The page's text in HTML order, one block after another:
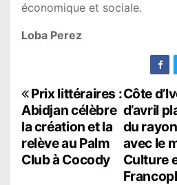
économique et sociale.
Loba Perez
N
a
v
Côte
d’avril
du
avec le
Culture
Prix littéraires :
Abidjan célèbre
la création et la
relève au Palm
Club à Cocody